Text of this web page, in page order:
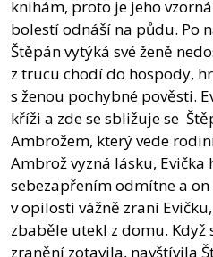
knihám, proto je jeho
bolestí odnáší na půdu. Po
Štěpán vytýká své ženě
z trucu chodí do hospody,
s ženou pochybné pověsti.
kříži a zde se sbližuje se
Ambrožem, který vede
Ambrož vyzná lásku, Evička
sebezapřením odmítne a
v opilosti vážně zraní
zbaběle utekl z domu. Když
zranění zotavila, navštívila